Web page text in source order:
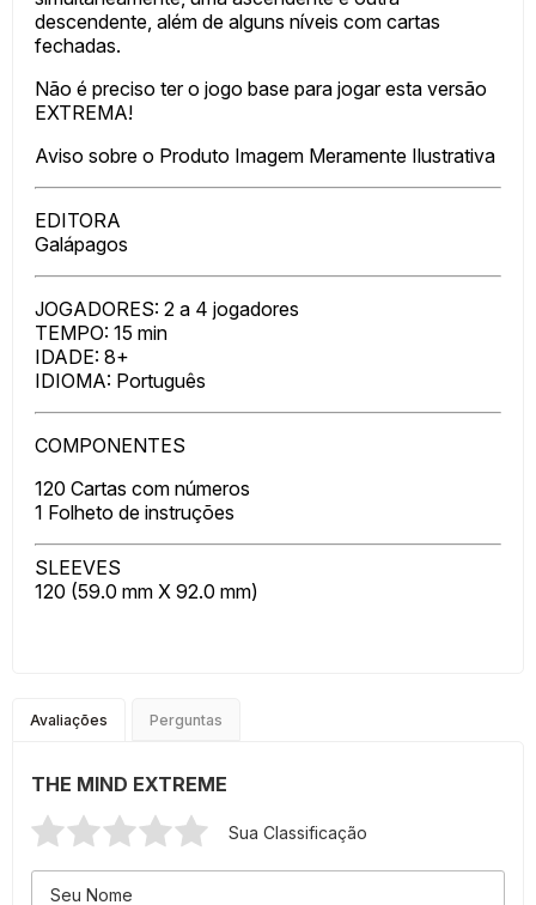
descendente, além de alguns níveis com cartas
fechadas.
Não é preciso ter o jogo base para jogar esta versão
EXTREMA!
Aviso sobre o Produto Imagem Meramente Ilustrativa
EDITORA
Galápagos
JOGADORES: 2 a 4 jogadores
TEMPO: 15 min
IDADE: 8+
IDIOMA: Português
COMPONENTES
120 Cartas com números
1 Folheto de instruções
SLEEVES
120 (59.0 mm X 92.0 mm)
Avaliações Perguntas
THE MIND EXTREME
Sua Classificação